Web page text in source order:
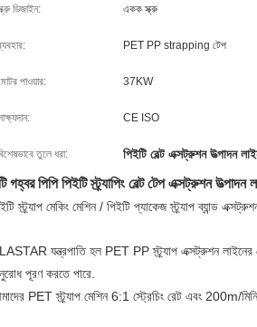
ডিজাইন: একক স্ক্রু
PET PP strapping টেপ
পাওয়ার: 37KW
CE ISO
তুলে ধরা: পিইটি বেল্ট এক্সট্রুশন উত্পাদন
গহ্বর পিপি পিইটি স্ট্র্যাপিং বেল্ট টেপ এক্সট্রুশন উত্পাদন
স্ট্র্যাপ মেকিং মেশিন / পিইটি প্যাকেজ স্ট্র্যাপ ব্যান্ড
যন্ত্রপাতি হল PET PP স্ট্র্যাপ এক্সট্রুশন লাইনের
পূরণ করতে পারে.
PET স্ট্র্যাপ মেশিন 6:1 স্ট্রেচিং রেট এবং 200m/